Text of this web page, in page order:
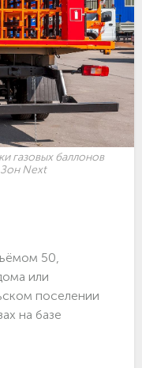
газовых баллонов
Next
50,
или
поселении
на базе